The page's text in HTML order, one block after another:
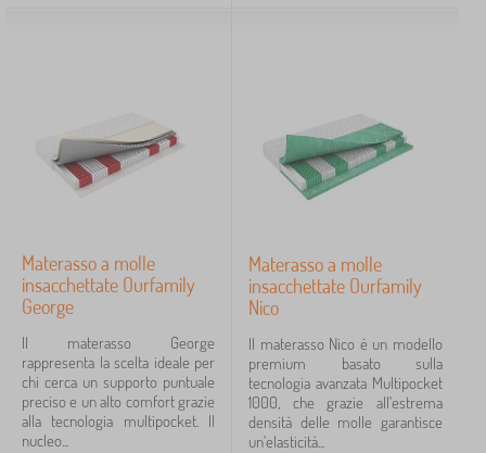
Materasso a molle
insacchettate Ourfamily
George
Il materasso George
rappresenta la scelta ideale per
chi cerca un supporto puntuale
preciso e un alto comfort grazie
alla tecnologia multipocket. Il
nucleo...
Materasso a molle
insacchettate Ourfamily
Nico
Il materasso Nico è un modello
premium basato sulla
tecnologia avanzata Multipocket
1000, che grazie all'estrema
densità delle molle garantisce
un'elasticità...